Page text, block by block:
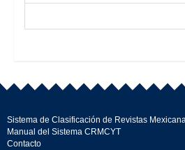
Sistema de Clasificación de Revistas
Manual del Sistema CRMCYT
Contacto